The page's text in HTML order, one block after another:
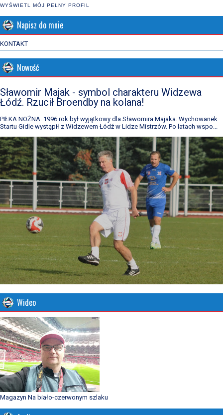
WYŚWIETL MÓJ PEŁNY PROFIL
Napisz do mnie
KONTAKT
Nowość
Sławomir Majak - symbol charakteru Widzewa
Łódź. Rzucił Broendby na kolana!
PIŁKA NOŻNA. 1996 rok był wyjątkowy dla Sławomira Majaka. Wychowanek
Startu Gidle wystąpił z Widzewem Łódź w Lidze Mistrzów. Po latach wspo...
Wideo
Magazyn Na biało-czerwonym szlaku